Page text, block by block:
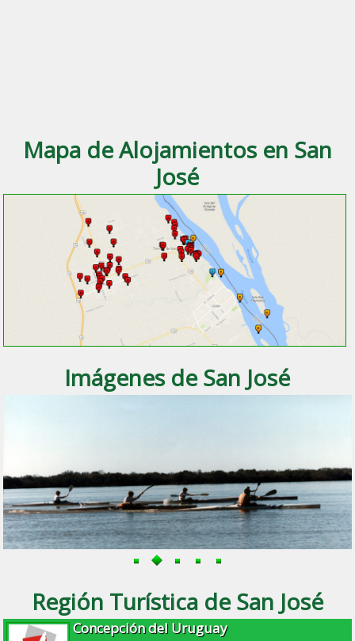
Mapa de Alojamientos en San
José
Imágenes de San José
Región Turística de San José
Concepción del Uruguay